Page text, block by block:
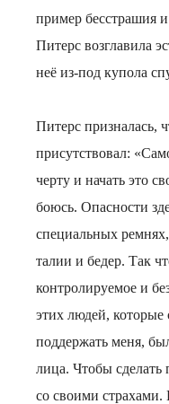
пример бесстрашия
Питерс возглавила
неё из-под купола
Питерс призналась,
присутствовал:
черту и начать это
боюсь. Опасности
специальных
талии и бедер. Так
контролируемое и
этих людей, которые
поддержать меня,
лица. Чтобы сделать
со своими страхами.